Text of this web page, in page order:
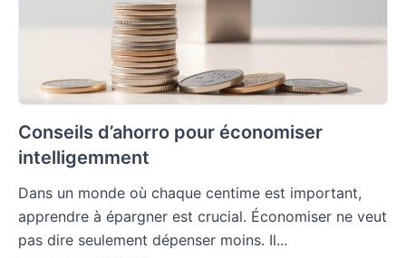
Conseils d’ahorro pour économiser
intelligemment
Dans un monde où chaque centime est important,
apprendre à épargner est crucial. Économiser ne veut
pas dire seulement dépenser moins. Il...